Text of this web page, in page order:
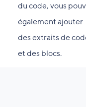
du code, vous
également ajouter
des extraits de
et des blocs.